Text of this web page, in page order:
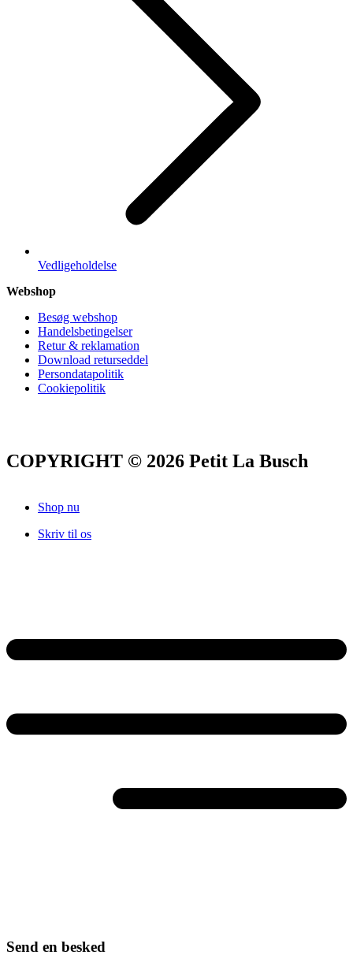
Vedligeholdelse
Webshop
Besøg webshop
Handelsbetingelser
Retur & reklamation
Download returseddel
Persondatapolitik
Cookiepolitik
COPYRIGHT © 2026 Petit La Busch
Shop nu
Skriv til os
Send en besked